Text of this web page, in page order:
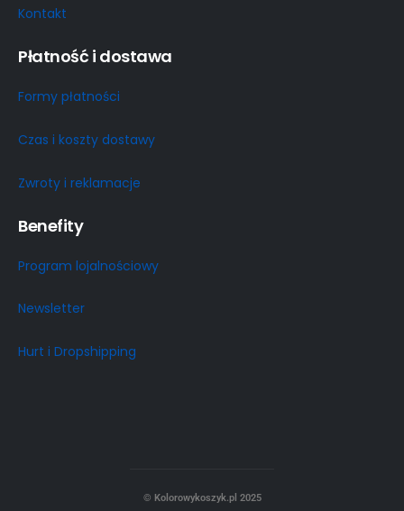
Kontakt
Płatność i dostawa
Formy płatności
Czas i koszty dostawy
Zwroty i reklamacje
Benefity
Program lojalnościowy
Newsletter
Hurt i Dropshipping
© Kolorowykoszyk.pl 2025